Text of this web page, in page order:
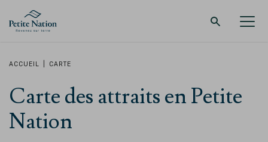
Retour au menu principal
LA RÉGION
Retour au menu principal
PROMENADES – QUOI FAIRE
Retour au menu principal
HÉBERGEMENT
Retour au menu principal
RESTAURANT
ACCUEIL CARTE
Carte des attraits en Petite
Nation